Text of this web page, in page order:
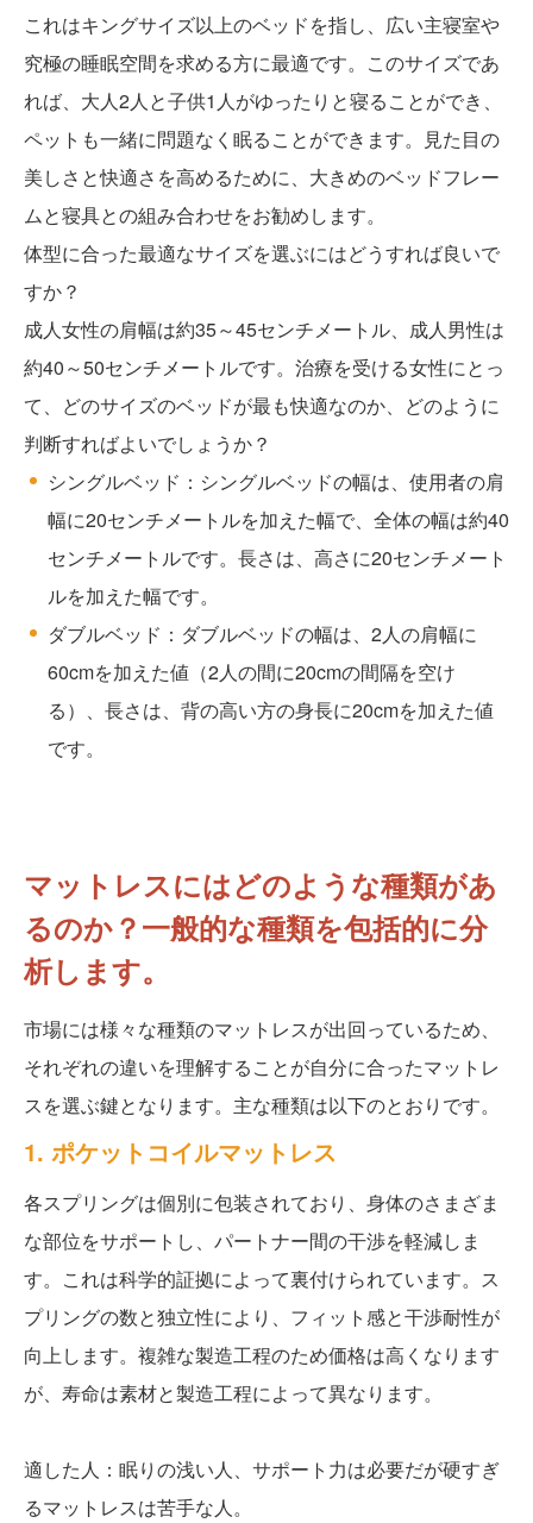
これはキングサイズ以上のベッドを指し、広い主寝室や
究極の睡眠空間を求める方に最適です。このサイズであ
れば、大人2人と子供1人がゆったりと寝ることができ、
ペットも一緒に問題なく眠ることができます。見た目の
美しさと快適さを高めるために、大きめのベッドフレー
ムと寝具との組み合わせをお勧めします。
体型に合った最適なサイズを選ぶにはどうすれば良いで
すか？
成人女性の肩幅は約35～45センチメートル、成人男性は
約40～50センチメートルです。治療を受ける女性にとっ
て、どのサイズのベッドが最も快適なのか、どのように
判断すればよいでしょうか？
シングルベッド：シングルベッドの幅は、使用者の肩
幅に20センチメートルを加えた幅で、全体の幅は約40
センチメートルです。長さは、高さに20センチメート
ルを加えた幅です。
ダブルベッド：ダブルベッドの幅は、2人の肩幅に
60cmを加えた値（2人の間に20cmの間隔を空け
る）、長さは、背の高い方の身長に20cmを加えた値
です。
マットレスにはどのような種類があ
るのか？一般的な種類を包括的に分
析します。
市場には様々な種類のマットレスが出回っているため、
それぞれの違いを理解することが自分に合ったマットレ
スを選ぶ鍵となります。主な種類は以下のとおりです。
1. ポケットコイルマットレス
各スプリングは個別に包装されており、身体のさまざま
な部位をサポートし、パートナー間の干渉を軽減しま
す。これは科学的証拠によって裏付けられています。ス
プリングの数と独立性により、フィット感と干渉耐性が
向上します。複雑な製造工程のため価格は高くなります
が、寿命は素材と製造工程によって異なります。
適した人：眠りの浅い人、サポート力は必要だが硬すぎ
るマットレスは苦手な人。